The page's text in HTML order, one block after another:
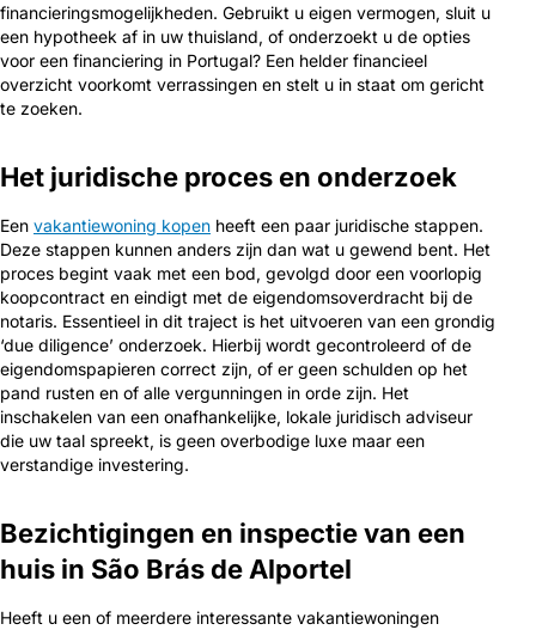
financieringsmogelijkheden. Gebruikt u eigen vermogen, sluit u
een hypotheek af in uw thuisland, of onderzoekt u de opties
voor een financiering in Portugal? Een helder financieel
overzicht voorkomt verrassingen en stelt u in staat om gericht
te zoeken.
Het juridische proces en onderzoek
Een vakantiewoning kopen heeft een paar juridische stappen.
Deze stappen kunnen anders zijn dan wat u gewend bent. Het
proces begint vaak met een bod, gevolgd door een voorlopig
koopcontract en eindigt met de eigendomsoverdracht bij de
notaris. Essentieel in dit traject is het uitvoeren van een grondig
‘due diligence’ onderzoek. Hierbij wordt gecontroleerd of de
eigendomspapieren correct zijn, of er geen schulden op het
pand rusten en of alle vergunningen in orde zijn. Het
inschakelen van een onafhankelijke, lokale juridisch adviseur
die uw taal spreekt, is geen overbodige luxe maar een
verstandige investering.
Bezichtigingen en inspectie van een
huis in São Brás de Alportel
Heeft u een of meerdere interessante vakantiewoningen